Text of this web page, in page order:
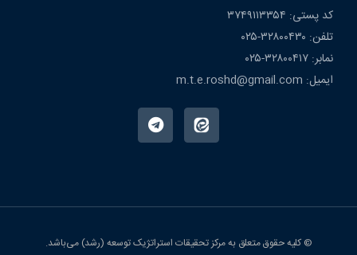
کد پستی: ۳۷۴۹۱۱۳۳۵۴
تلفن: ۳۲۸۰۰۴۳۰-۰۲۵
نمابر: ۳۲۸۰۰۴۱۷-۰۲۵
ایمیل: m.t.e.roshd@gmail.com
© کلیه حقوق متعلق به مرکز تحقیقات استراتژیک توسعه (رشد) می‌باشد.